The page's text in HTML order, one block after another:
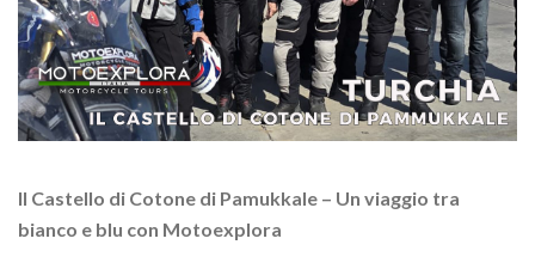
Il Castello di Cotone di Pamukkale – Un viaggio tra
bianco e blu con Motoexplora